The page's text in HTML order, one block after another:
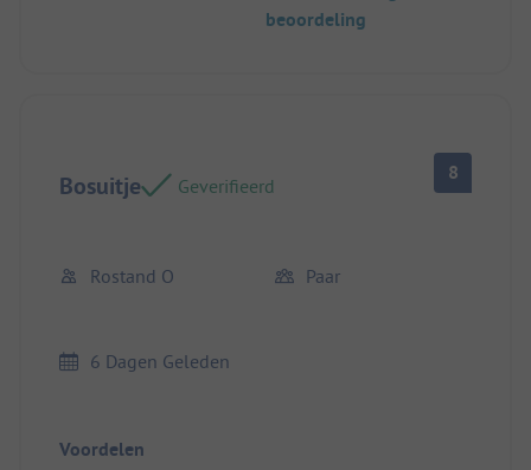
beoordeling
Bosuitje Geverifieerd
8
Rostand O Paar
6 Dagen Geleden
Voordelen